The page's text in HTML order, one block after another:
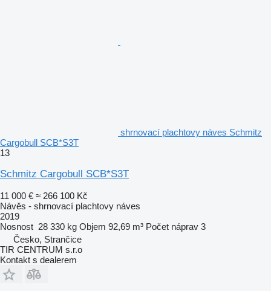
shrnovací plachtovy náves Schmitz
Cargobull SCB*S3T
13
Schmitz Cargobull SCB*S3T
11 000 € ≈ 266 100 Kč
Návěs - shrnovací plachtovy náves
2019
Nosnost 28 330 kg Objem 92,69 m³ Počet náprav 3
Česko, Strančice
TIR CENTRUM s.r.o
Kontakt s dealerem